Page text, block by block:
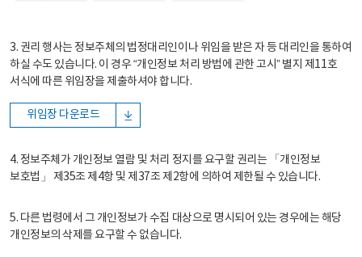
3. 권리 행사는 정보주체의 법정대리인이나 위임을 받은 자 등 대리인을 통하여
하실 수도 있습니다. 이 경우 “개인정보 처리 방법에 관한 고시” 별지 제11호
서식에 따른 위임장을 제출하셔야 합니다.
위임장 다운로드
4. 정보주체가 개인정보 열람 및 처리 정지를 요구할 권리는 「개인정보
보호법」 제35조 제4항 및 제37조 제2항에 의하여 제한될 수 있습니다.
5. 다른 법령에서 그 개인정보가 수집 대상으로 명시되어 있는 경우에는 해당
개인정보의 삭제를 요구할 수 없습니다.